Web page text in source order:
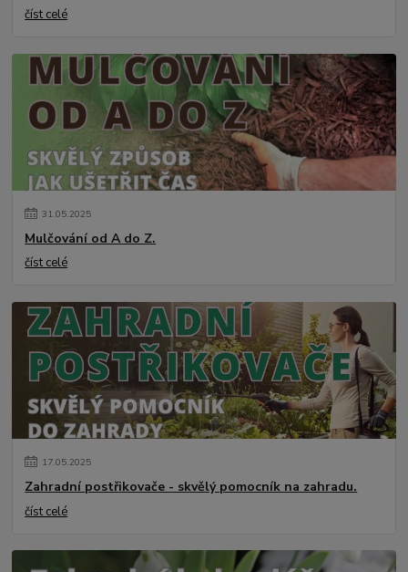
číst celé
31.05.2025
Mulčování od A do Z.
číst celé
17.05.2025
Zahradní postřikovače - skvělý pomocník na zahradu.
číst celé